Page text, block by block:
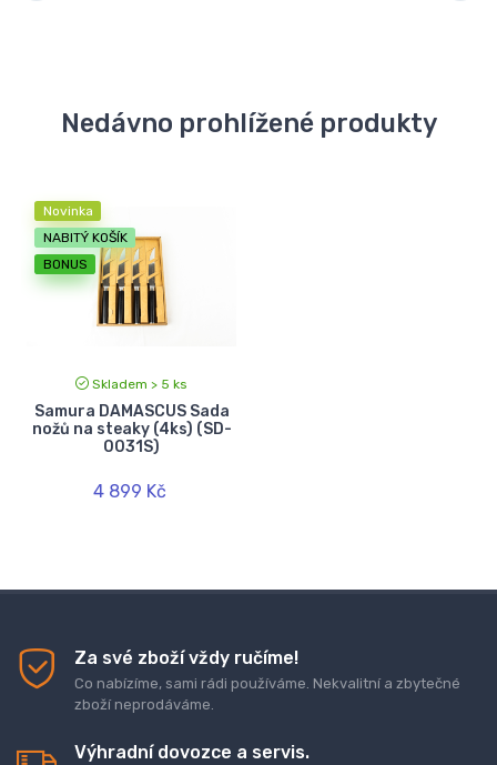
Nedávno prohlížené produkty
Novinka
NABITÝ KOŠÍK
BONUS
Skladem > 5 ks
Samura DAMASCUS Sada
nožů na steaky (4ks) (SD-
0031S)
4 899 Kč
Za své zboží vždy ručíme!
Co nabízíme, sami rádi používáme. Nekvalitní a zbytečné
zboží neprodáváme.
Výhradní dovozce a servis.